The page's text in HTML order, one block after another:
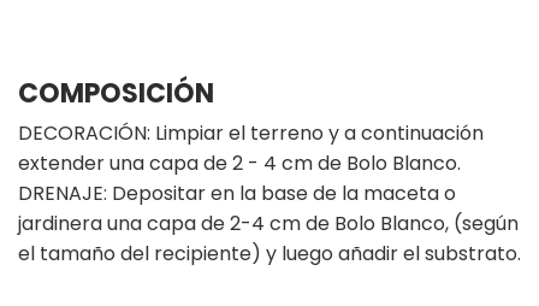
COMPOSICIÓN
DECORACIÓN: Limpiar el terreno y a continuación
extender una capa de 2 - 4 cm de Bolo Blanco.
DRENAJE: Depositar en la base de la maceta o
jardinera una capa de 2-4 cm de Bolo Blanco, (según
el tamaño del recipiente) y luego añadir el substrato.